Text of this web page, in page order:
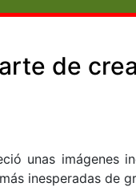
de
unas imágenes
inesperadas de